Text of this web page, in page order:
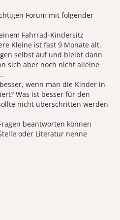
Forum mit folgender
Fahrrad-Kindersitz
Kleine ist fast 9 Monate alt,
selbst auf und bleibt dann
sich aber noch nicht alleine
wenn man die Kinder in
Was ist besser für den
nicht überschritten werden
beantworten können
oder Literatur nenne